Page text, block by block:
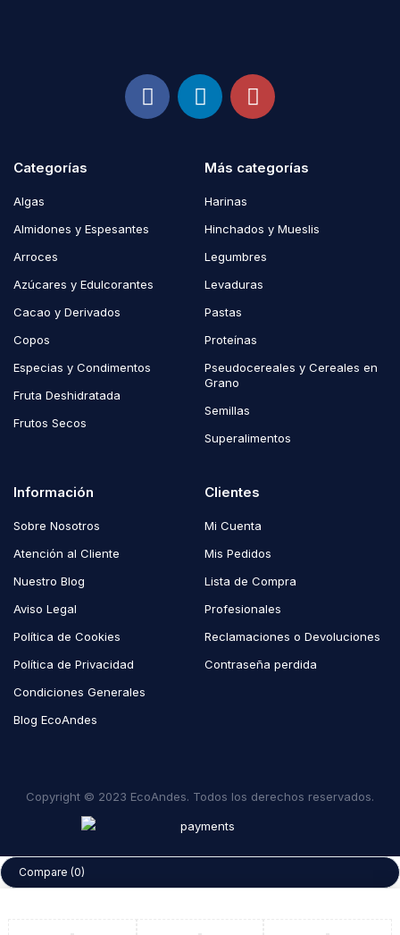
Categorías
Algas
Almidones y Espesantes
Arroces
Azúcares y Edulcorantes
Cacao y Derivados
Copos
Especias y Condimentos
Fruta Deshidratada
Frutos Secos
Más categorías
Harinas
Hinchados y Mueslis
Legumbres
Levaduras
Pastas
Proteínas
Pseudocereales y Cereales en
Grano
Semillas
Superalimentos
Información
Sobre Nosotros
Atención al Cliente
Nuestro Blog
Aviso Legal
Política de Cookies
Política de Privacidad
Condiciones Generales
Blog EcoAndes
Clientes
Mi Cuenta
Mis Pedidos
Lista de Compra
Profesionales
Reclamaciones o Devoluciones
Contraseña perdida
Copyright © 2023 EcoAndes. Todos los derechos reservados.
Compare (0)